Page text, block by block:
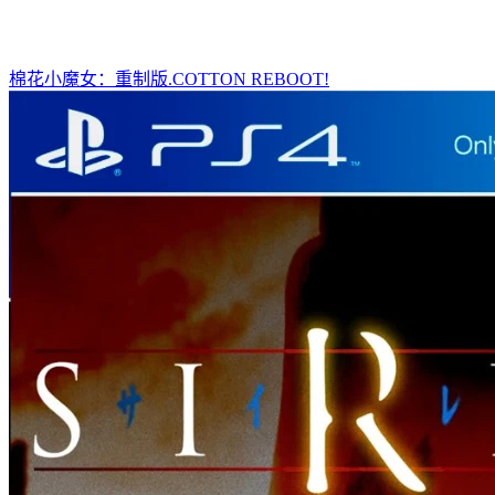
棉花小魔女：重制版.COTTON REBOOT!